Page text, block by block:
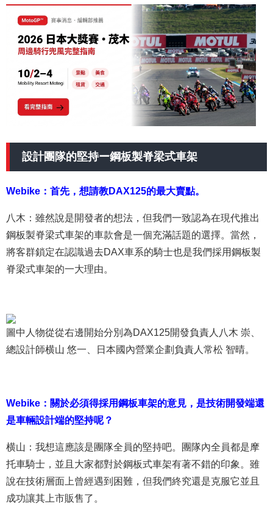
設計團隊的堅持ー鋼板製脊梁式車架
Webike：首先，想請教DAX125的最大賣點。
八木：雖然說是開發者的想法，但我們一致認為在現代推出
鋼板製脊梁式車架的車款會是一個充滿話題的選擇。當然，
將客群鎖定在認識過去DAX車系的騎士也是我們採用鋼板製
脊梁式車架的一大理由。
圖中人物從從右邊開始分別為DAX125開發負責人八木 崇、
總設計師横山 悠一、日本國內營業企劃負責人常松 智晴。
Webike：關於必須得採用鋼板車架的意見，是技術開發端還
是車輛設計端的堅持呢？
横山：我想這應該是團隊全員的堅持吧。團隊內全員都是摩
托車騎士，並且大家都對於鋼板式車架有著不錯的印象。雖
說在技術層面上曾經遇到困難，但我們終究還是克服它並且
成功讓其上市販售了。